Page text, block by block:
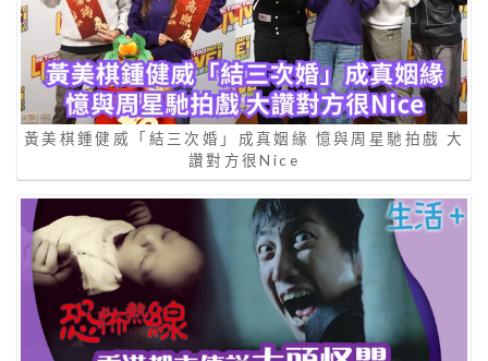
黃美棋鍾健威「結三次婚」成真姻緣 憶與周星馳拍戲 大
讚對方很Nice